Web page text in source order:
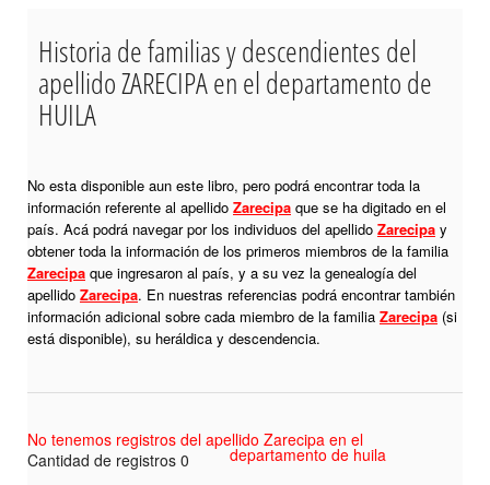
Historia de familias y descendientes del
apellido ZARECIPA en el departamento de
HUILA
No esta disponible aun este libro, pero podrá encontrar toda la
información referente al apellido Zarecipa que se ha digitado en el
país. Acá podrá navegar por los individuos del apellido Zarecipa y
obtener toda la información de los primeros miembros de la familia
Zarecipa que ingresaron al país, y a su vez la genealogía del
apellido Zarecipa. En nuestras referencias podrá encontrar también
información adicional sobre cada miembro de la familia Zarecipa (si
está disponible), su heráldica y descendencia.
No tenemos registros del apellido Zarecipa en el
departamento de huila
Cantidad de registros 0